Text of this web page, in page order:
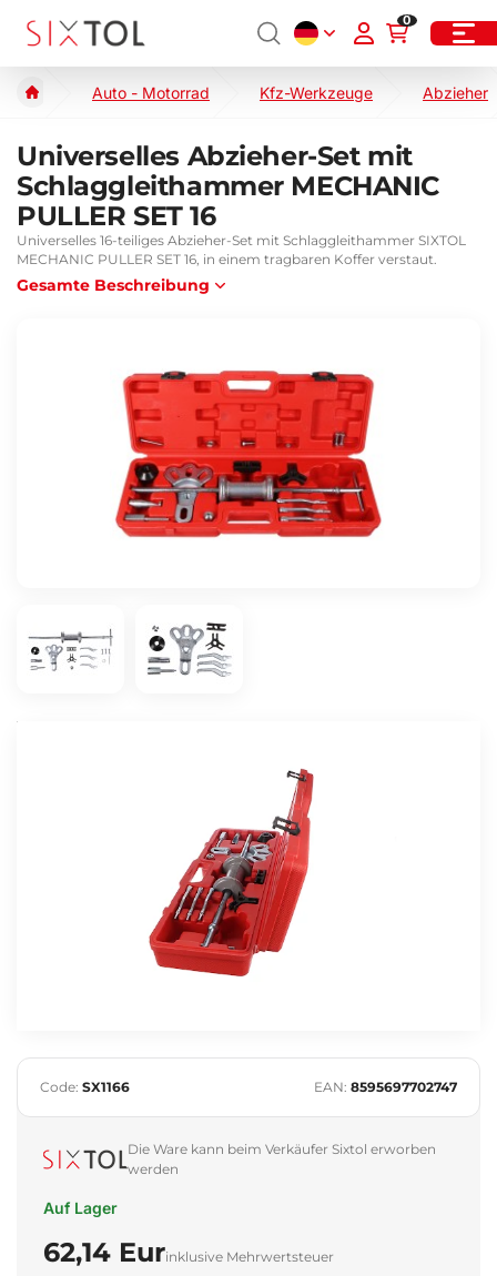
0
Auto - Motorrad Kfz-Werkzeuge Abzieher
Universelles Abzieher-Set mit
Schlaggleithammer MECHANIC
PULLER SET 16
Universelles 16-teiliges Abzieher-Set mit Schlaggleithammer SIXTOL
MECHANIC PULLER SET 16, in einem tragbaren Koffer verstaut.
Gesamte Beschreibung
Code: SX1166 EAN: 8595697702747
Die Ware kann beim Verkäufer Sixtol erworben
werden
Auf Lager
62,14 Eurinklusive Mehrwertsteuer